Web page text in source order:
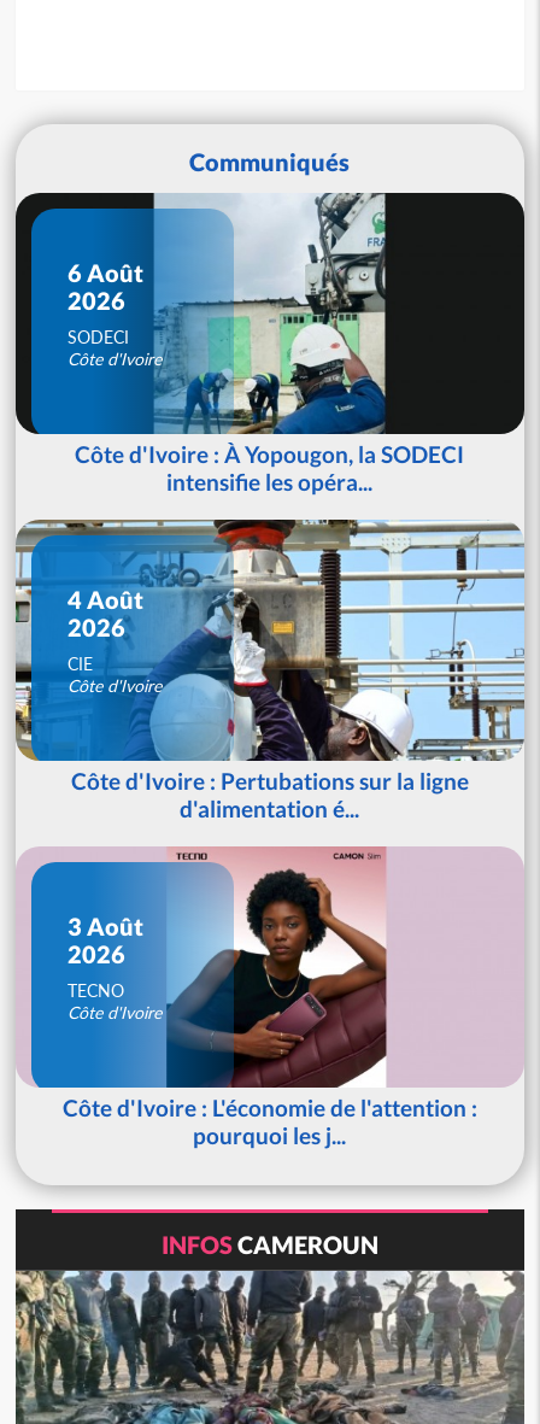
Communiqués
6 Août
2026
SODECI
Côte d'Ivoire
Côte d'Ivoire : À Yopougon, la SODECI
intensifie les opéra...
4 Août
2026
CIE
Côte d'Ivoire
Côte d'Ivoire : Pertubations sur la ligne
d'alimentation é...
3 Août
2026
TECNO
Côte d'Ivoire
Côte d'Ivoire : L'économie de l'attention :
pourquoi les j...
INFOSCAMEROUN